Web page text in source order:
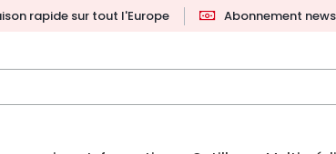
rapide sur tout l'Europe Abonnement